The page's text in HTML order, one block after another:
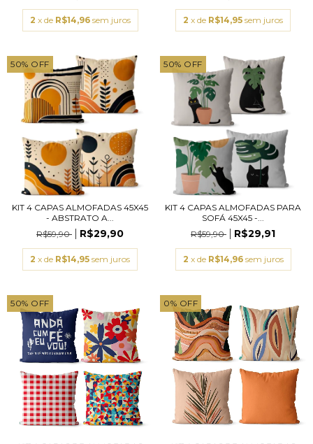
2 x de R$14,96 sem juros 2 x de R$14,95 sem juros
50% OFF
KIT 4 CAPAS ALMOFADAS 45X45
- ABSTRATO A...
R$59,90
R$29,90
2 x de R$14,95 sem juros
50% OFF
KIT 4 CAPAS ALMOFADAS PARA
SOFÁ 45X45 -...
R$59,90
R$29,91
2 x de R$14,96 sem juros
50% OFF 0% OFF